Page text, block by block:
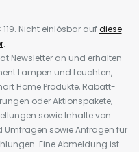
Nicht einlösbar aufdiese
.
Newsletter an und erhalten
Lampen und Leuchten,
Home Produkte, Rabatt-
oder Aktionspakete,
sowie Inhalte von
sowie Anfragen für
Eine Abmeldung ist